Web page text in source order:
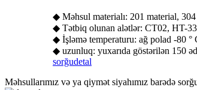
◆ Məhsul materialı: 201 material,
◆ Tətbiq olunan alətlər: CT02, HT-
◆ İşləmə temperaturu: ağ polad -80 °
◆ uzunluq: yuxarıda göstərilən 150
sorğudetal
Məhsullarımız və ya qiymət siyahımız barədə